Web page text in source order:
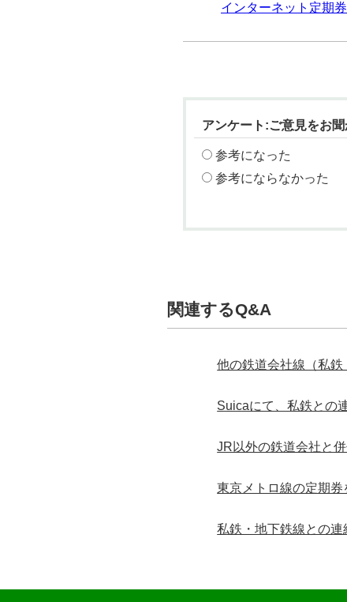
インターネット定期
アンケート:ご意見をお
参考になった
参考にならなかった
関連するQ&A
他の鉄道会社線（私
Suicaにて、私鉄との
JR以外の鉄道会社と
東京メトロ線の定期券
私鉄・地下鉄線との連